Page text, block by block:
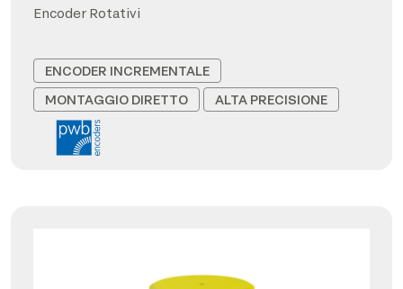
Encoder Rotativi
ENCODER INCREMENTALE
MONTAGGIO DIRETTO
ALTA PRECISIONE